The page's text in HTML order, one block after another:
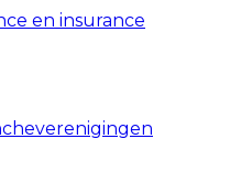
en insurance